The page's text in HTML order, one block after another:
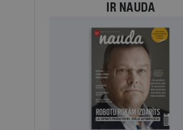
IR NAUDA